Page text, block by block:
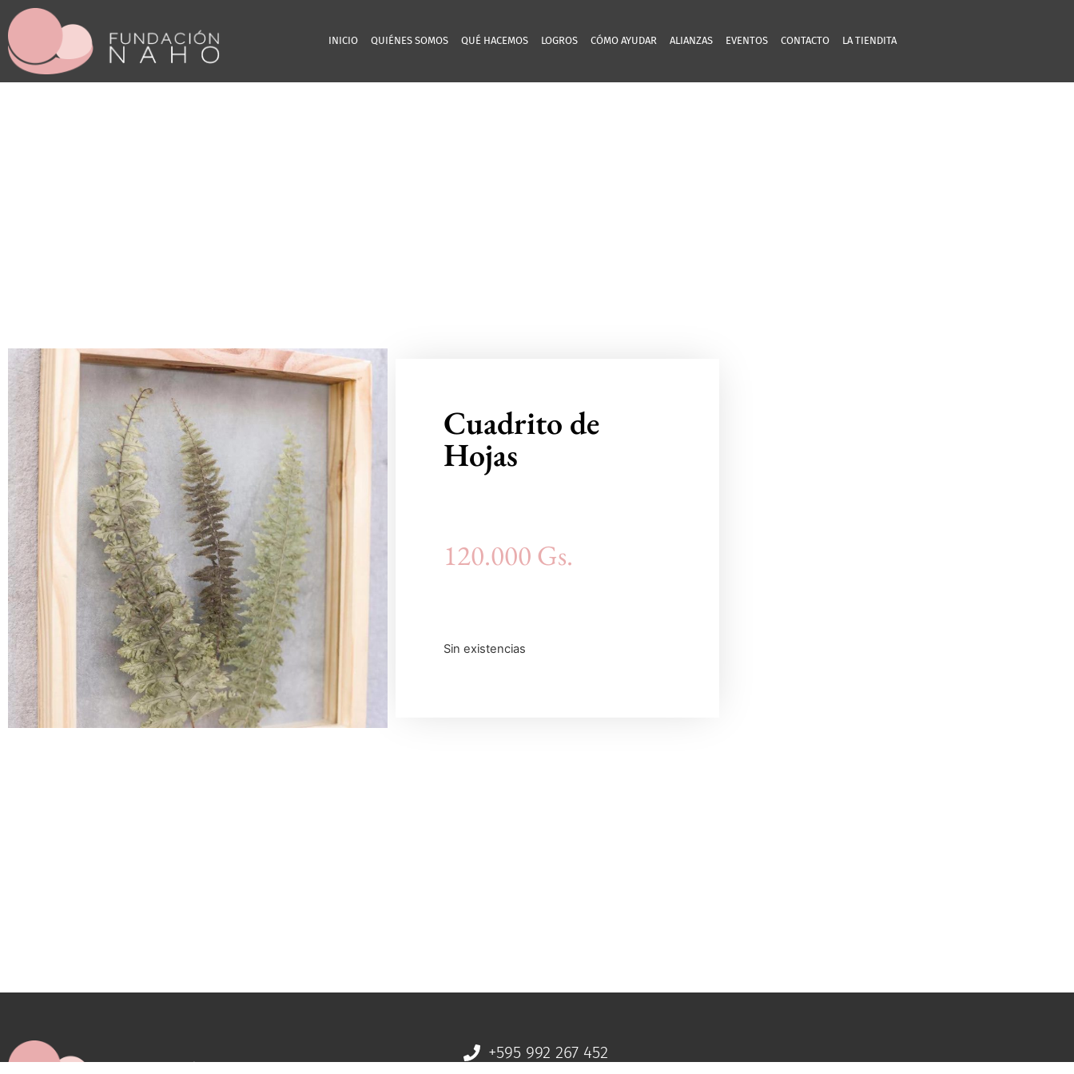
INICIO QUIÉNES SOMOS QUÉ HACEMOS LOGROS CÓMO AYUDAR ALIANZAS EVENTOS CONTACTO LA TIENDITA
Cuadrito de
Hojas
120.000 Gs.
Sin existencias
+595 992 267 452